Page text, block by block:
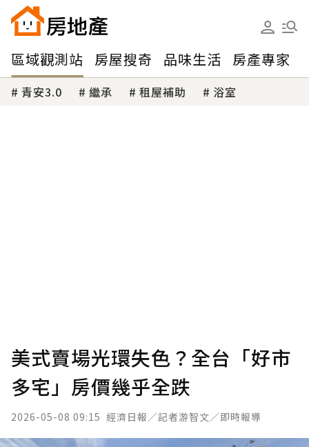
區域觀測站 房屋搜奇 品味生活 房產專家
青安3.0 繼承 租屋補助 浴室
美式賣場光環失色？全台「好市
多宅」房價幾乎全跌
2026-05-08 09:15 經濟日報／記者游智文／即時報導